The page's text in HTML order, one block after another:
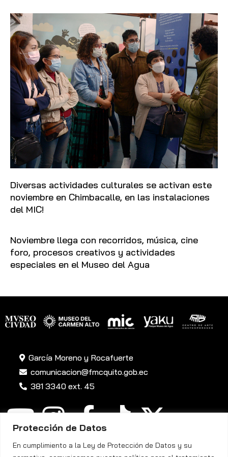
Protección de Datos
En cumplimiento a la Ley de Protección de Datos y su
Diversas actividades culturales se activan este
noviembre en Chimbacalle, en las instalaciones
del MIC!
Noviembre llega con recorridos, música, cine
foro, procesos creativos y actividades
especiales en el Museo del Agua
García Moreno y Rocafuerte
comunicacion@fmcquito.gob.ec
381 3340 ext. 45